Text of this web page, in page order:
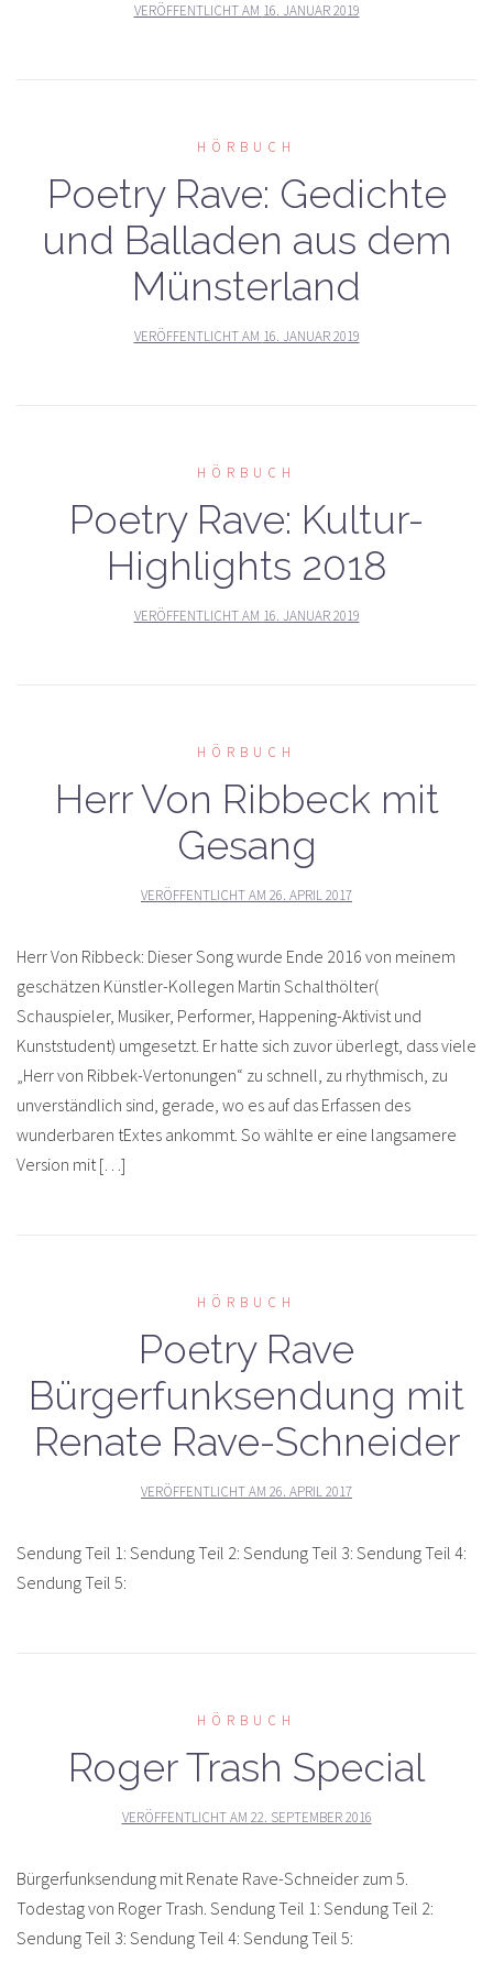
VERÖFFENTLICHT AM 16. JANUAR 2019
HÖRBUCH
Poetry Rave: Gedichte
und Balladen aus dem
Münsterland
VERÖFFENTLICHT AM 16. JANUAR 2019
HÖRBUCH
Poetry Rave: Kultur-
Highlights 2018
VERÖFFENTLICHT AM 16. JANUAR 2019
HÖRBUCH
Herr Von Ribbeck mit
Gesang
VERÖFFENTLICHT AM 26. APRIL 2017
Herr Von Ribbeck: Dieser Song wurde Ende 2016 von meinem
geschätzen Künstler-Kollegen Martin Schalthölter(
Schauspieler, Musiker, Performer, Happening-Aktivist und
Kunststudent) umgesetzt. Er hatte sich zuvor überlegt, dass viele
„Herr von Ribbek-Vertonungen“ zu schnell, zu rhythmisch, zu
unverständlich sind, gerade, wo es auf das Erfassen des
wunderbaren tExtes ankommt. So wählte er eine langsamere
Version mit […]
HÖRBUCH
Poetry Rave
Bürgerfunksendung mit
Renate Rave-Schneider
VERÖFFENTLICHT AM 26. APRIL 2017
Sendung Teil 1: Sendung Teil 2: Sendung Teil 3: Sendung Teil 4:
Sendung Teil 5:
HÖRBUCH
Roger Trash Special
VERÖFFENTLICHT AM 22. SEPTEMBER 2016
Bürgerfunksendung mit Renate Rave-Schneider zum 5.
Todestag von Roger Trash. Sendung Teil 1: Sendung Teil 2:
Sendung Teil 3: Sendung Teil 4: Sendung Teil 5: